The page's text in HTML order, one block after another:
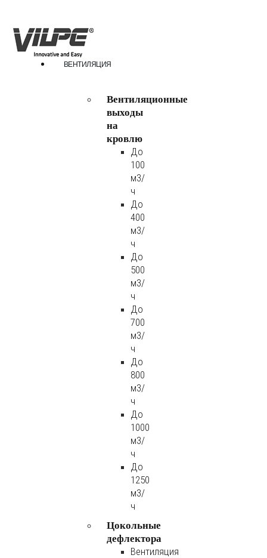
ВЕНТИЛЯЦИЯ
Вентиляционные
выходы
на
кровлю
До
100
м3/
ч
До
400
м3/
ч
До
500
м3/
ч
До
700
м3/
ч
До
800
м3/
ч
До
1000
м3/
ч
До
1250
м3/
ч
Цокольные
дефлектора
Вентиляция